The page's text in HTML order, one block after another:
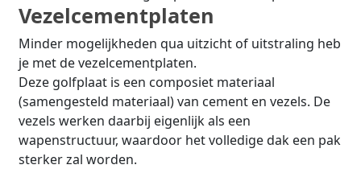
Vezelcementplaten
Minder mogelijkheden qua uitzicht of uitstraling heb
je met de vezelcementplaten.
Deze golfplaat is een composiet materiaal
(samengesteld materiaal) van cement en vezels. De
vezels werken daarbij eigenlijk als een
wapenstructuur, waardoor het volledige dak een pak
sterker zal worden.